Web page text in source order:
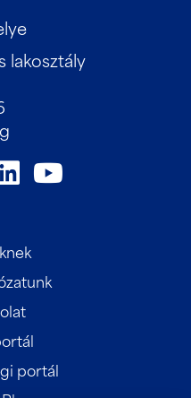
lakosztály
portál